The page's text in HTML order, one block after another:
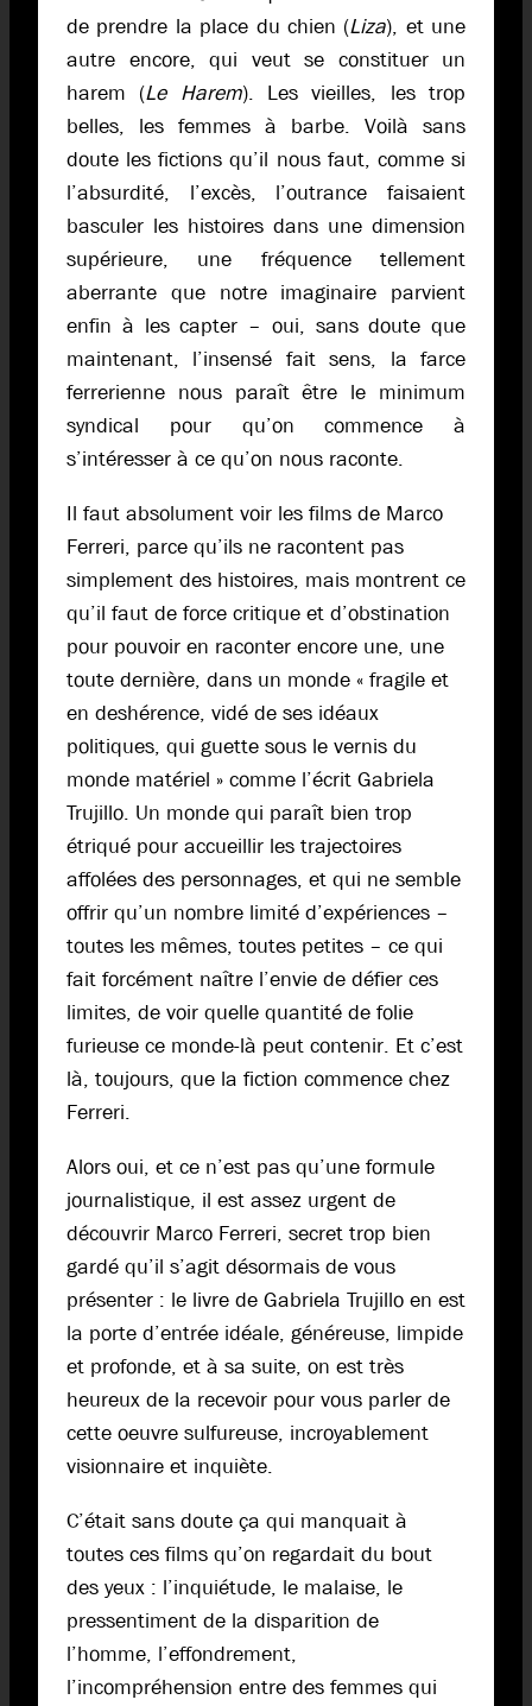
de prendre la place du chien (Liza), et une
autre encore, qui veut se constituer un
harem (Le Harem). Les vieilles, les trop
belles, les femmes à barbe. Voilà sans
doute les fictions qu’il nous faut, comme si
l’absurdité, l’excès, l’outrance faisaient
basculer les histoires dans une dimension
supérieure, une fréquence tellement
aberrante que notre imaginaire parvient
enfin à les capter – oui, sans doute que
maintenant, l’insensé fait sens, la farce
ferrerienne nous paraît être le minimum
syndical pour qu’on commence à
s’intéresser à ce qu’on nous raconte.
Il faut absolument voir les films de Marco
Ferreri, parce qu’ils ne racontent pas
simplement des histoires, mais montrent ce
qu’il faut de force critique et d’obstination
pour pouvoir en raconter encore une, une
toute dernière, dans un monde « fragile et
en deshérence, vidé de ses idéaux
politiques, qui guette sous le vernis du
monde matériel » comme l’écrit Gabriela
Trujillo. Un monde qui paraît bien trop
étriqué pour accueillir les trajectoires
affolées des personnages, et qui ne semble
offrir qu’un nombre limité d’expériences –
toutes les mêmes, toutes petites – ce qui
fait forcément naître l’envie de défier ces
limites, de voir quelle quantité de folie
furieuse ce monde-là peut contenir. Et c’est
là, toujours, que la fiction commence chez
Ferreri.
Alors oui, et ce n’est pas qu’une formule
journalistique, il est assez urgent de
découvrir Marco Ferreri, secret trop bien
gardé qu’il s’agit désormais de vous
présenter : le livre de Gabriela Trujillo en est
la porte d’entrée idéale, généreuse, limpide
et profonde, et à sa suite, on est très
heureux de la recevoir pour vous parler de
cette oeuvre sulfureuse, incroyablement
visionnaire et inquiète.
C’était sans doute ça qui manquait à
toutes ces films qu’on regardait du bout
des yeux : l’inquiétude, le malaise, le
pressentiment de la disparition de
l’homme, l’effondrement,
l’incompréhension entre des femmes qui